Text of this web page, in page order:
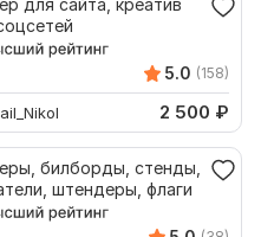
для сайта, креатив
5.0 (158)
2 500 ₽
билборды, стенды,
штендеры, флаги